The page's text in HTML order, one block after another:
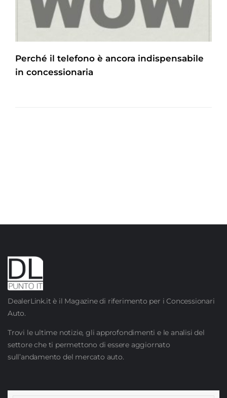
Perché il telefono è ancora indispensabile
in concessionaria
DealerLink.it è il Magazine di riferimento per i Concessionari
Auto.
Trovi le ultime notizie, gli approfondimenti e le analisi del
settore che ti permettono di essere aggiornato
sull’andamento del mercato auto.